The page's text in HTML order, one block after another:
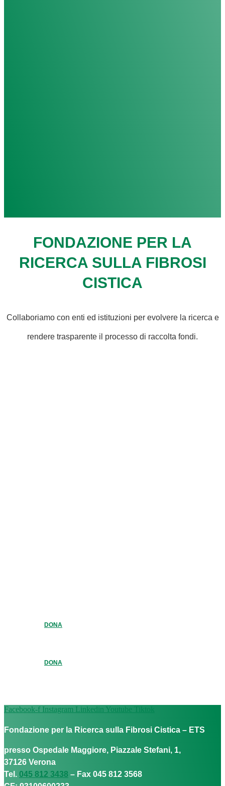
FONDAZIONE PER LA
RICERCA SULLA FIBROSI
CISTICA
Collaboriamo con enti ed istituzioni per evolvere la ricerca e
rendere trasparente il processo di raccolta fondi.
DONA
DONA
Facebook-f Instagram Linkedin Youtube Tiktok
Fondazione per la Ricerca sulla Fibrosi Cistica – ETS
presso Ospedale Maggiore, Piazzale Stefani, 1,
37126 Verona
Tel. 045 812 3438 – Fax 045 812 3568